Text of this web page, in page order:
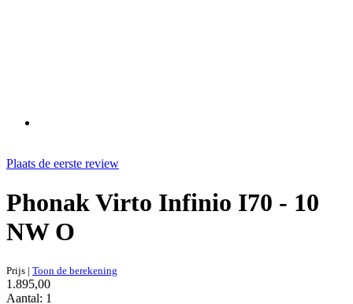
Plaats de eerste review
Phonak Virto Infinio I70 - 10
NW O
Prijs | Toon de berekening
1.895,00
Aantal: 1